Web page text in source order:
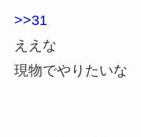
>>31
ええな
現物でやりたいな